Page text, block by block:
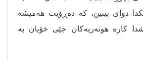
دوای بینین، کە دەڕۆیت هەمیشە
کارە هونەریەکان جێی خۆیان بە